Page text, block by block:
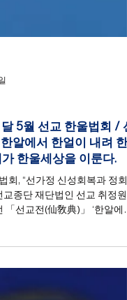
5월 선교 한울법회 / 선